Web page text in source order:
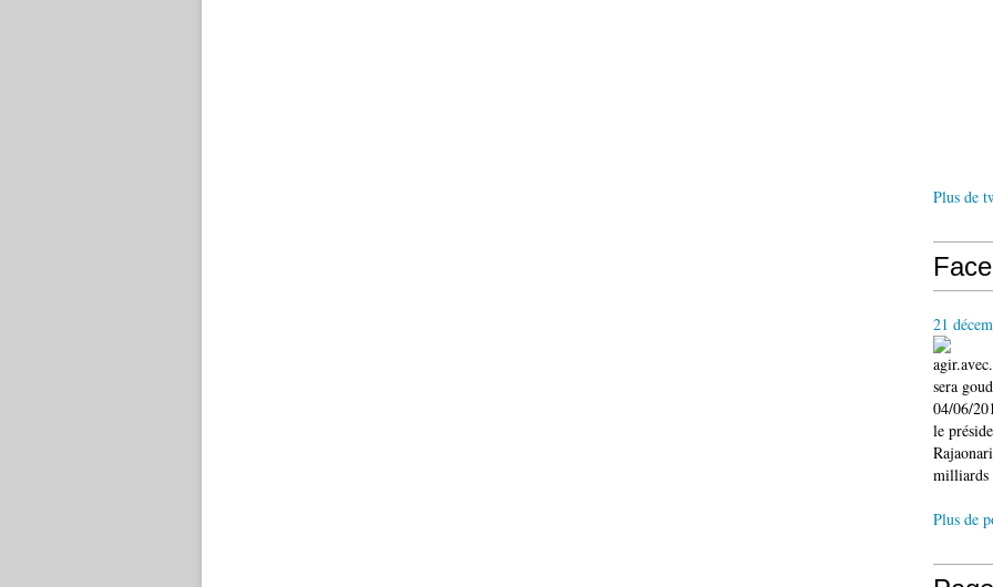
Plus de
21
sera
04/06/
le
milliards
Plus de